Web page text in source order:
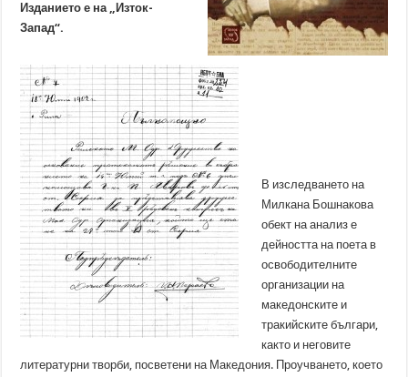
Изданието е на „Изток-
Запад“.
В изследването на
Милкана Бошнакова
обект на анализ е
дейността на поета в
освободителните
организации на
македонските и
тракийските българи,
както и неговите
литературни творби, посветени на Македония. Проучването, което